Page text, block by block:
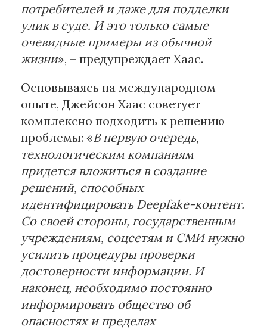
потребителей и даже для подделки
улик в суде. И это только самые
очевидные примеры из обычной
жизни», – предупреждает Хаас.
Основываясь на международном
опыте, Джейсон Хаас советует
комплексно подходить к решению
проблемы: «В первую очередь,
технологическим компаниям
придется вложиться в создание
решений, способных
идентифицировать Deepfake-контент.
Со своей стороны, государственным
учреждениям, соцсетям и СМИ нужно
усилить процедуры проверки
достоверности информации. И
наконец, необходимо постоянно
информировать общество об
опасностях и пределах